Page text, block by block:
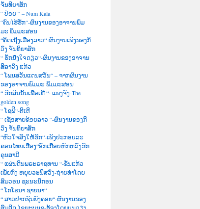
ຈັນທິຍາສັກ
“ ປ່ອຍ “ – Num Kala
“ຄົນໄຮ້ຮັກ“-ຜົນງານຂອງອາຈານພົມ
ມະ ພິມມະສອນ
“ຄິດເຖີງເມືອງລາວ“-ຜົນງານເພັງຂອງກິ
ວົງ ຈັນທິຍາສັກ
“ ຮັກນື່ງໃຈດຽວ“-ຜົນງານຂອງອາຈານ
ສີລາວົງ ແກ້ວ
“ ໂພນສວັນແດນສວັນ“ – ຈາກຜົນງານ
ຂອງອາຈານພົມມະ ພິມມະສອນ
“ ຮັກສັນນັ້ນເພື່ອເທີ “- ແພງຈັງ-The
golden song
“ ໂຊຟີ“-ຕີເຕີ
“ ເຊື້ອສາຍຂ້ອຍລາວ “-ຜົນງານຂອງກິ
ວົງ ຈັນທິຍາສັກ
“ຫົວໃຈສັ່ງໃຫ້ຮັກ“-ເພັງປະກອບລະ
ຄອນໄທຍເຮື່ອງ“ອົກເກືອບຫັກຫລົງຮັກ
ຄຸນສາມີ
“ ແຜ່ນດີນພຣະຣາຊທານ “-ຂັນແກ້ວ
ເພັຍກົງ ຫຍຸຍວະນິສວົງ-ຖ່າຍທຳໂດຍ
ສົມວອນ ຊະນະນິກອນ
“ ໂກໂຣນາ ຊາຍນາ“
“ ສາວປາກຊັນຍັງຄອຍ“-ຜົນງານຂອງ